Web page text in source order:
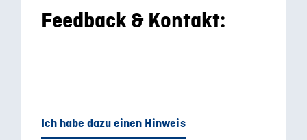
Feedback & Kontakt:
Ich habe dazu einen Hinweis